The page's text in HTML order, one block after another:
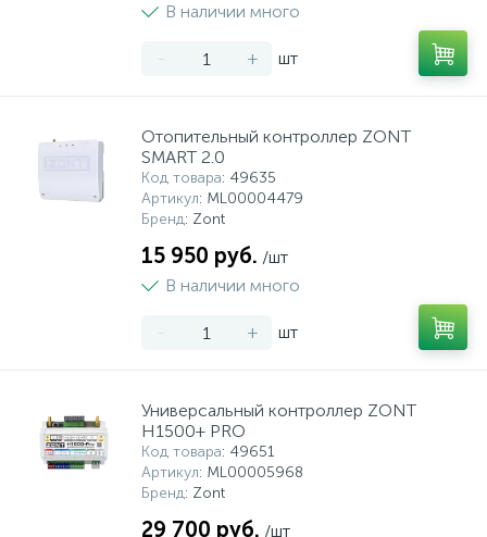
В наличии много
- + шт
Отопительный контроллер ZONT
SMART 2.0
Код товара: 49635
Артикул: ML00004479
Бренд: Zont
15 950 руб. /шт
В наличии много
- + шт
Универсальный контроллер ZONT
H1500+ PRO
Код товара: 49651
Артикул: ML00005968
Бренд: Zont
29 700 руб. /шт